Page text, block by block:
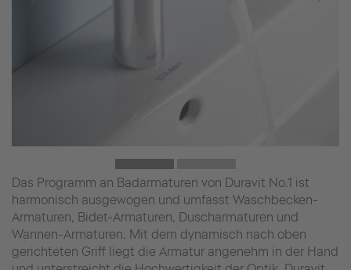
Das Programm an Badarmaturen von Duravit No.1 ist
harmonisch ausgewogen und umfasst Waschbecken-
Armaturen, Bidet-Armaturen, Duscharmaturen und
Wannen-Armaturen. Mit dem dynamisch nach oben
gerichteten Griff liegt die Armatur angenehm in der Hand